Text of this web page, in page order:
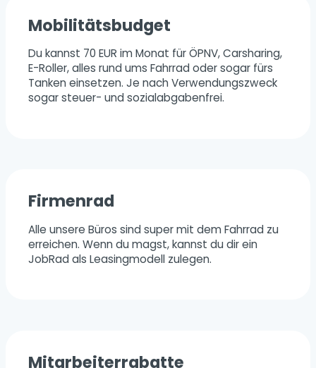
Mobilitätsbudget
Du kannst 70 EUR im Monat für ÖPNV, Carsharing,
E-Roller, alles rund ums Fahrrad oder sogar fürs
Tanken einsetzen. Je nach Verwendungszweck
sogar steuer- und sozialabgabenfrei.
Firmenrad
Alle unsere Büros sind super mit dem Fahrrad zu
erreichen. Wenn du magst, kannst du dir ein
JobRad als Leasingmodell zulegen.
Mitarbeiterrabatte